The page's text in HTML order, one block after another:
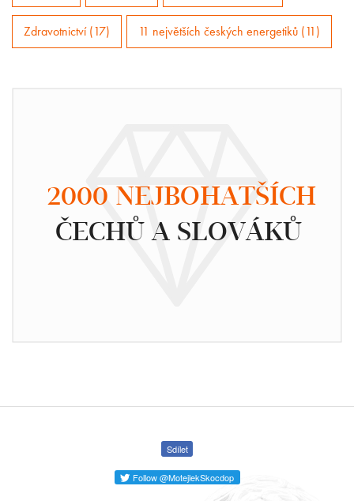
Zdravotnictví (17) 11 největších českých energetiků (11)
2000 NEJBOHATŠÍCH
ČECHŮ A SLOVÁKŮ
Sdílet
Follow @MotejlekSkocdop